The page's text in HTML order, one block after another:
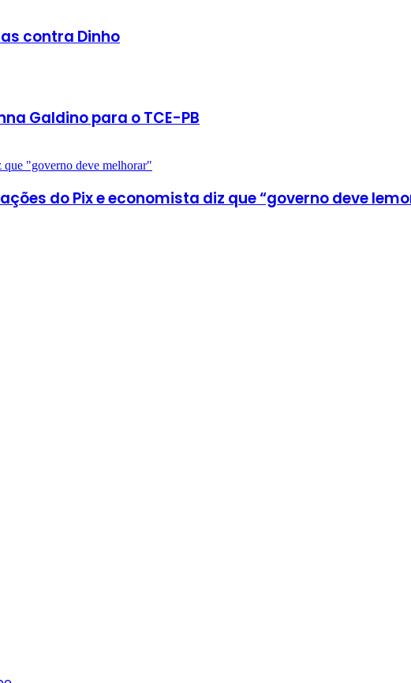
contra Dinho
Galdino para o TCE-PB
do Pix e economista diz que “governo deve